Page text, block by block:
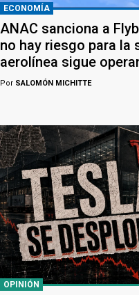
ECONOMÍA
ANAC sanciona a
no hay riesgo para la
aerolínea sigue
Por SALOMÓN MICHITTE
OPINIÓN